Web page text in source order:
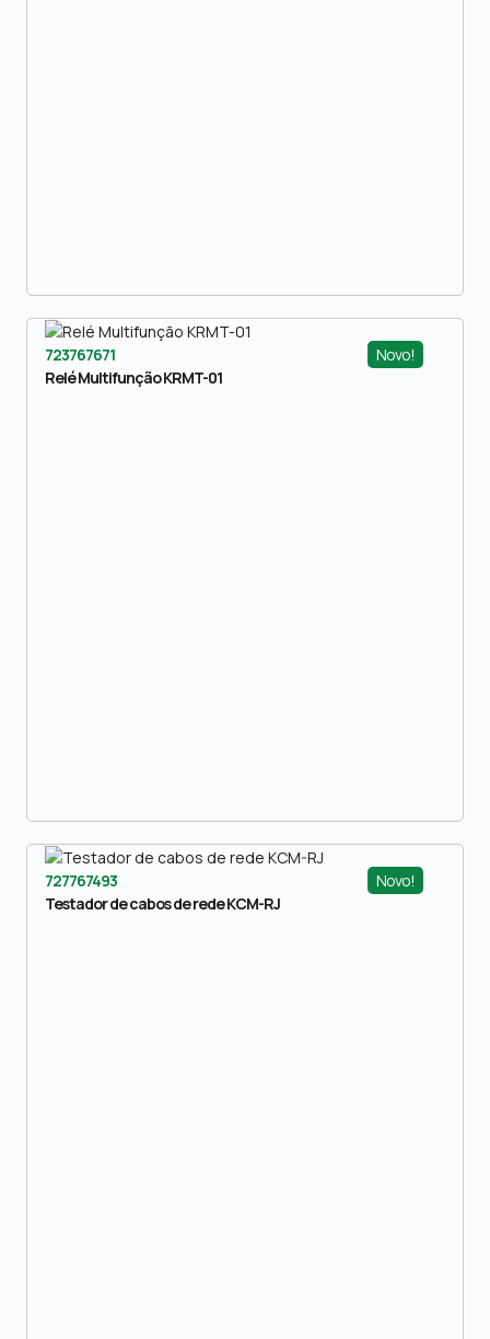
Novo!
723767671
Relé Multifunção KRMT-01
Novo!
727767493
Testador de cabos de rede KCM-RJ